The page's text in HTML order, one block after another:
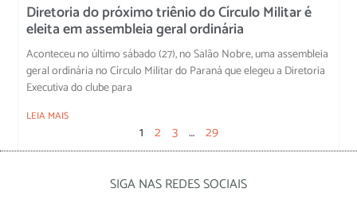
Diretoria do próximo triênio do Círculo Militar é
eleita em assembleia geral ordinária
Aconteceu no último sábado (27), no Salão Nobre, uma assembleia
geral ordinária no Círculo Militar do Paraná que elegeu a Diretoria
Executiva do clube para
LEIA MAIS
1 2 3 … 29
SIGA NAS REDES SOCIAIS